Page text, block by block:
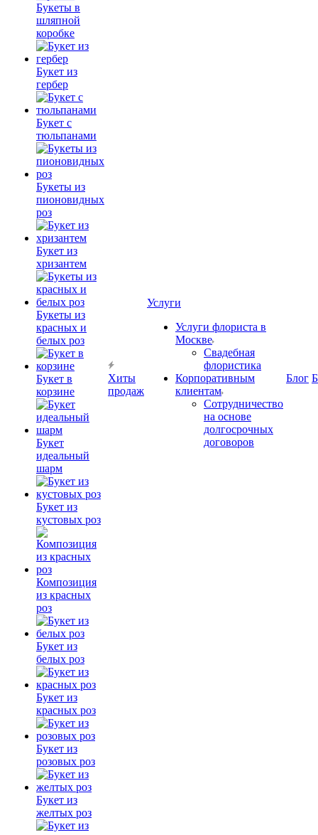
Букеты в
шляпной
коробке
Букет из
гербер
Букет с
тюльпанами
Букеты из
пионовидных
роз
Букет из
хризантем
Букеты из
красных и
белых роз
Букет в
корзине
Букет
идеальный
шарм
Букет из
кустовых роз
Композиция
из красных
роз
Букет из
белых роз
Букет из
красных роз
Букет из
розовых роз
Букет из
желтых роз
Хиты
продаж
Услуги
Услуги флориста в
Москве
Свадебная
флористика
Корпоративным
клиентам
Сотрудничество
на основе
долгосрочных
договоров
Блог